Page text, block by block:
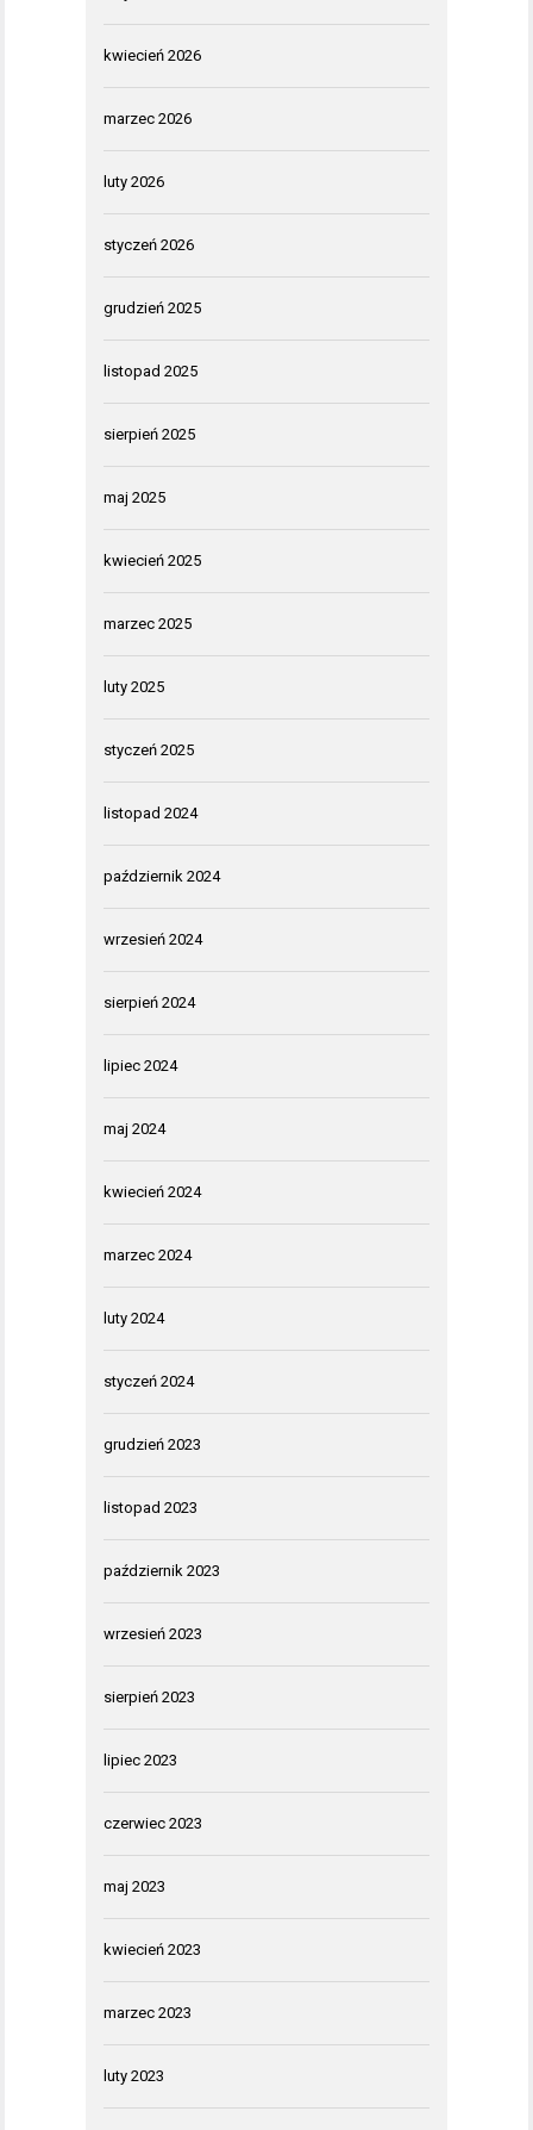
kwiecień 2026
marzec 2026
luty 2026
styczeń 2026
grudzień 2025
listopad 2025
sierpień 2025
maj 2025
kwiecień 2025
marzec 2025
luty 2025
styczeń 2025
listopad 2024
październik 2024
wrzesień 2024
sierpień 2024
lipiec 2024
maj 2024
kwiecień 2024
marzec 2024
luty 2024
styczeń 2024
grudzień 2023
listopad 2023
październik 2023
wrzesień 2023
sierpień 2023
lipiec 2023
czerwiec 2023
maj 2023
kwiecień 2023
marzec 2023
luty 2023